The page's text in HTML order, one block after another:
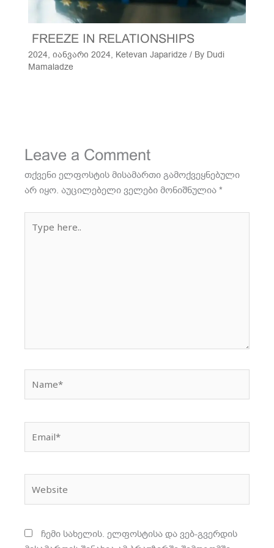
FREEZE IN RELATIONSHIPS
2024, იანვარი 2024, Ketevan Japaridze/ By Dudi
Mamaladze
Leave a Comment
თქვენი ელფოსტის მისამართი გამოქვეყნებული
არ იყო. აუცილებელი ველები მონიშნულია*
here..
ჩემი სახელის. ელფოსტისა და ვებ-გვერდის